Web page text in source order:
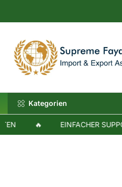
Kategorien
EINFACHER